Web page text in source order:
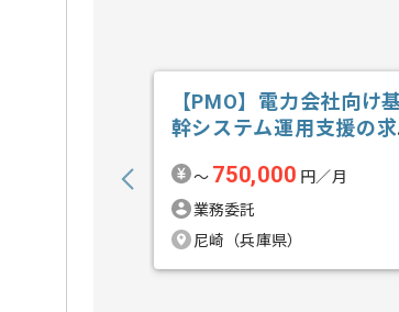
【PMO】電力会社向け
幹システム運用支援の求
〜 750,000 円／月
業務委託
尼崎（兵庫県）